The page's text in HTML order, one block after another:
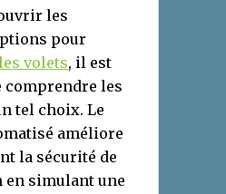
les
pour
volets, il est
les
tel choix. Le
améliore
la sécurité de
en simulant une